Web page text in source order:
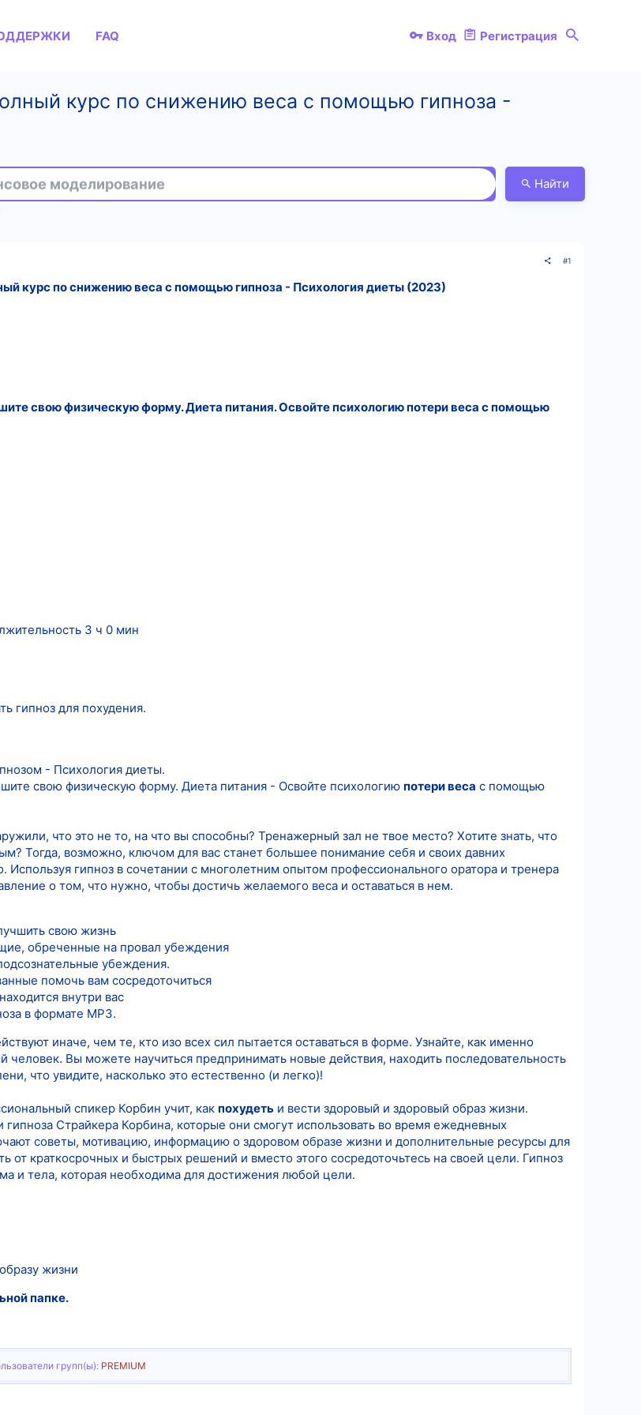
FAQ Вход Регистрация
курс по снижению веса с помощью гипноза -
моделирование
Найти
#1
курс по снижению веса с помощью гипноза - Психология диеты (2023)
свою физическую форму. Диета питания. Освойте психологию потери веса с помощью
3 ч 0 мин
гипноз для похудения.
- Психология диеты.
свою физическую форму. Диета питания - Освойте психологию потери веса с помощью
что это не то, на что вы способны? Тренажерный зал не твое место? Хотите знать, что
Тогда, возможно, ключом для вас станет большее понимание себя и своих давних
гипноз в сочетании с многолетним опытом профессионального оратора и тренера
о том, что нужно, чтобы достичь желаемого веса и оставаться в нем.
свою жизнь
обреченные на провал убеждения
убеждения.
помочь вам сосредоточиться
внутри вас
в формате MP3.
иначе, чем те, кто изо всех сил пытается оставаться в форме. Узнайте, как именно
человек. Вы можете научиться предпринимать новые действия, находить последовательность
что увидите, насколько это естественно (и легко)!
спикер Корбин учит, как похудеть и вести здоровый и здоровый образ жизни.
гипноза Страйкера Корбина, которые они смогут использовать во время ежедневных
советы, мотивацию, информацию о здоровом образе жизни и дополнительные ресурсы для
от краткосрочных и быстрых решений и вместо этого сосредоточьтесь на своей цели. Гипноз
и тела, которая необходима для достижения любой цели.
жизни
папке.
групп(ы): PREMIUM